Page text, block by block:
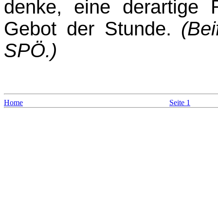
denke, eine derartige
Gebot der Stunde.
SPÖ.)
Home Seite 1